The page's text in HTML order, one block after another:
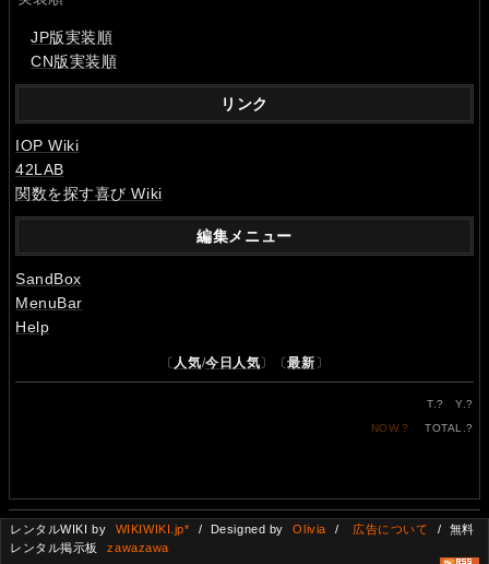
JP版実装順
CN版実装順
リンク
IOP Wiki
42LAB
関数を探す喜び Wiki
編集メニュー
SandBox
MenuBar
Help
〔 人気/今日人気〕〔最新〕
T.? Y.?
NOW.? TOTAL.?
レンタルWIKI by WIKIWIKI.jp* / Designed by Olivia / 広告について
/ 無料
レンタル掲示板
zawazawa